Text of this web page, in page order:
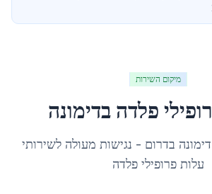
מיקום השירות
פלדה בדימונה
דימונה בדרום - נגישות מעולה לשירותי
עלות פרופילי פלדה